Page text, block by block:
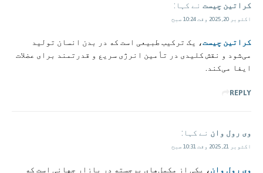
کراتین چیست نے کہا:
اکتوبر 20, 2025 وقت 10:24 صبح
کراتین چیست، یک ترکیب طبیعی است که در بدن انسان تولید
می‌شود و نقش کلیدی در تأمین انرژی سریع و قدرتمند برای عضلات
ایفا می‌کند.
REPLY
وی رول وان نے کہا:
اکتوبر 21, 2025 وقت 10:31 صبح
وی رول وان، یکی از مکمل‌های برجسته در بازار جهانی است که